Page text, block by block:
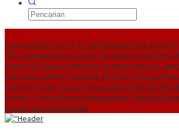
Perayaan HUT ke 14, PP IWO Bagikan Bea Siswa
HST Sampaikan Rancangan Perubahan KUA-PPAS
Bupati HST lepas kontingen Pramuka menuju
Gubernur Kalteng Gandeng GP Ansor Perkuat
Ekonomi Kader hingga Penanganan Karhutla PW
Dilantik, Fokus Bangun Kemandirian Ekonomi
Banser Tangani Karhutla